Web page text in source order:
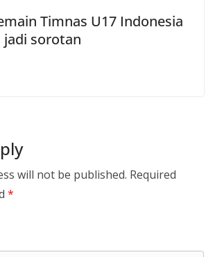
Timnas U17 Indonesia
jadi sorotan
will not be published. Required
*